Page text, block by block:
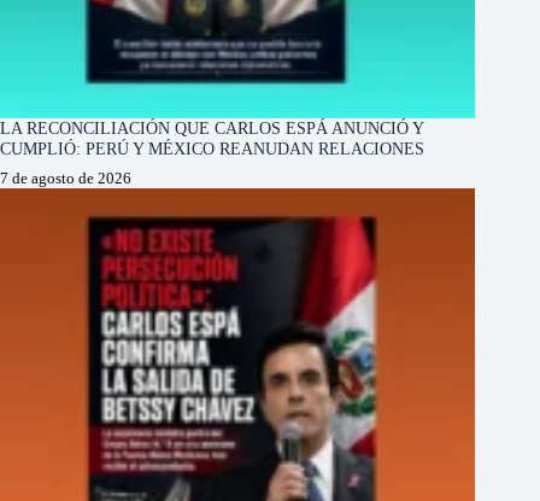
LA RECONCILIACIÓN QUE CARLOS ESPÁ ANUNCIÓ Y
CUMPLIÓ: PERÚ Y MÉXICO REANUDAN RELACIONES
7 de agosto de 2026